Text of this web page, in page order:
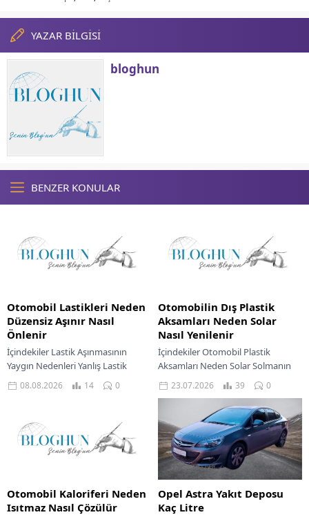
YAZAR BİLGİSİ
bloghun
BENZER KONULAR
Otomobil Lastikleri Neden
Düzensiz Aşınır Nasıl
Önlenir
İçindekiler Lastik Aşınmasının
Yaygın Nedenleri Yanlış Lastik
Basıncı Rot Ayarı Ve Balans
Bozuklukları Süspansiyon Sistemi
Kullanıcı...
08.08.2026 14 0
Otomobilin Dış Plastik
Aksamları Neden Solar
Nasıl Yenilenir
İçindekiler Otomobil Plastik
Aksamları Neden Solar Solmanın
Bilimsel Temelleri Yenileme Öncesi
Hazırlık Süreci Restorasyon
Ürünlerinin Seçimi Ve Uygulaması
Uygulama Sürecinde...
23.07.2026 39 0
Otomobil Kaloriferi Neden
Isıtmaz Nasıl Çözülür
Opel Astra Yakıt Deposu
Kaç Litre